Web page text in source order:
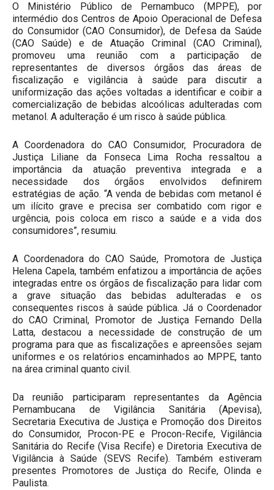
O Ministério Público de Pernambuco (MPPE), por
intermédio dos Centros de Apoio Operacional de Defesa
do Consumidor (CAO Consumidor), de Defesa da Saúde
(CAO Saúde) e de Atuação Criminal (CAO Criminal),
promoveu uma reunião com a participação de
representantes de diversos órgãos das áreas de
fiscalização e vigilância à saúde para discutir a
uniformização das ações voltadas a identificar e coibir a
comercialização de bebidas alcoólicas adulteradas com
metanol. A adulteração é um risco à saúde pública.
A Coordenadora do CAO Consumidor, Procuradora de
Justiça Liliane da Fonseca Lima Rocha ressaltou a
importância da atuação preventiva integrada e a
necessidade dos órgãos envolvidos definirem
estratégias de ação. “A venda de bebidas com metanol é
um ilícito grave e precisa ser combatido com rigor e
urgência, pois coloca em risco a saúde e a vida dos
consumidores”, resumiu.
A Coordenadora do CAO Saúde, Promotora de Justiça
Helena Capela, também enfatizou a importância de ações
integradas entre os órgãos de fiscalização para lidar com
a grave situação das bebidas adulteradas e os
consequentes riscos à saúde pública. Já o Coordenador
do CAO Criminal, Promotor de Justiça Fernando Della
Latta, destacou a necessidade de construção de um
programa para que as fiscalizações e apreensões sejam
uniformes e os relatórios encaminhados ao MPPE, tanto
na área criminal quanto civil.
Da reunião participaram representantes da Agência
Pernambucana de Vigilância Sanitária (Apevisa),
Secretaria Executiva de Justiça e Promoção dos Direitos
do Consumidor, Procon-PE e Procon-Recife, Vigilância
Sanitária do Recife (Visa Recife) e Diretoria Executiva de
Vigilância à Saúde (SEVS Recife). Também estiveram
presentes Promotores de Justiça do Recife, Olinda e
Paulista.